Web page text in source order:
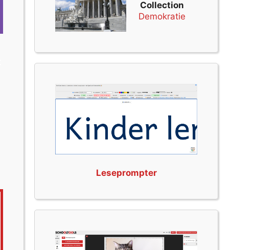
Collection
Demokratie
Leseprompter